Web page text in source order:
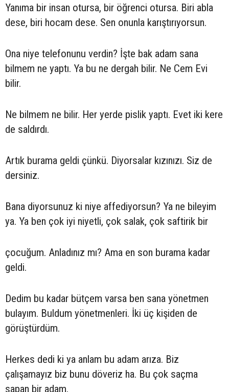
Yanıma bir insan otursa, bir öğrenci otursa. Biri abla
dese, biri hocam dese. Sen onunla karıştırıyorsun.
Ona niye telefonunu verdin? İşte bak adam sana
bilmem ne yaptı. Ya bu ne dergah bilir. Ne Cem Evi
bilir.
Ne bilmem ne bilir. Her yerde pislik yaptı. Evet iki kere
de saldırdı.
Artık burama geldi çünkü. Diyorsalar kızınızı. Siz de
dersiniz.
Bana diyorsunuz ki niye affediyorsun? Ya ne bileyim
ya. Ya ben çok iyi niyetli, çok salak, çok saftirik bir
çocuğum. Anladınız mı? Ama en son burama kadar
geldi.
Dedim bu kadar bütçem varsa ben sana yönetmen
bulayım. Buldum yönetmenleri. İki üç kişiden de
görüştürdüm.
Herkes dedi ki ya anlam bu adam arıza. Biz
çalışamayız biz bunu döveriz ha. Bu çok saçma
sapan bir adam.